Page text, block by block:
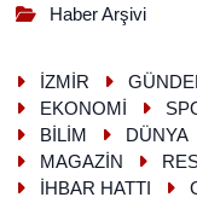
Haber Arşivi
İZMİR
EKONOMİ
BİLİM
DÜNYA
MAGAZİN
İHBAR HATTI